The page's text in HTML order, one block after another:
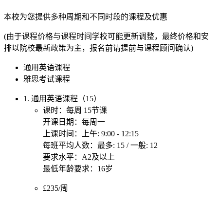
本校为您提供多种周期和不同时段的课程及优惠
(由于课程价格与课程时间学校可能更新调整，最终价格和安
排以院校最新政策为主，报名前请提前与课程顾问确认)
通用英语课程
雅思考试课程
1. 通用英语课程（15）
课时：每周 15节课
开课日期：每周一
上课时间：上午: 9:00 - 12:15
每班平均人数：最多: 15 / 一般: 12
要求水平：A2及以上
最低年龄要求：16岁
£235/周